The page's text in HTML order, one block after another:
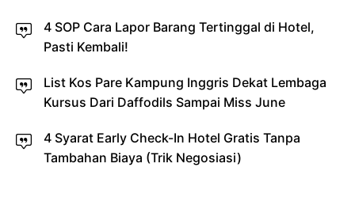
4 SOP Cara Lapor Barang Tertinggal di Hotel,
Pasti Kembali!
List Kos Pare Kampung Inggris Dekat Lembaga
Kursus Dari Daffodils Sampai Miss June
4 Syarat Early Check-In Hotel Gratis Tanpa
Tambahan Biaya (Trik Negosiasi)